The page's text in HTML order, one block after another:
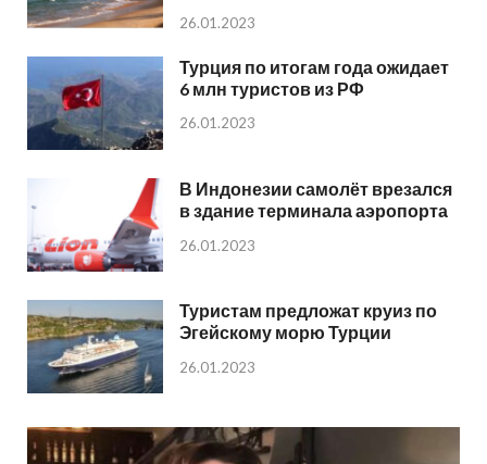
26.01.2023
Турция по итогам года ожидает
6 млн туристов из РФ
26.01.2023
В Индонезии самолёт врезался
в здание терминала аэропорта
26.01.2023
Туристам предложат круиз по
Эгейскому морю Турции
26.01.2023